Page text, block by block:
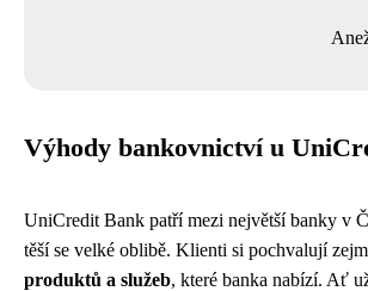
Výhody bankovnictví u
UniCredit Bank patří mezi největší banky v
těší se velké oblibě. Klienti si pochvalují
produktů a služeb, které banka nabízí. Ať